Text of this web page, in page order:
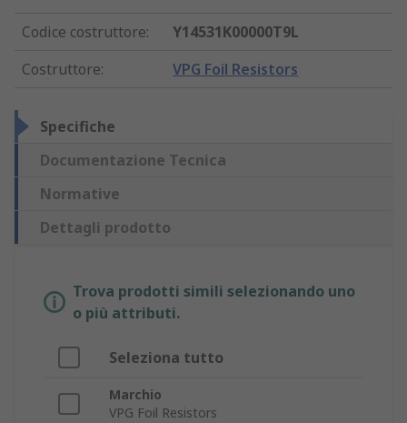
Codice costruttore:
Y14531K00000T9L
Costruttore: VPG Foil Resistors
Specifiche
Documentazione Tecnica
Normative
Dettagli prodotto
Trova prodotti simili selezionando uno
o più attributi.
Seleziona tutto
Marchio
VPG Foil Resistors